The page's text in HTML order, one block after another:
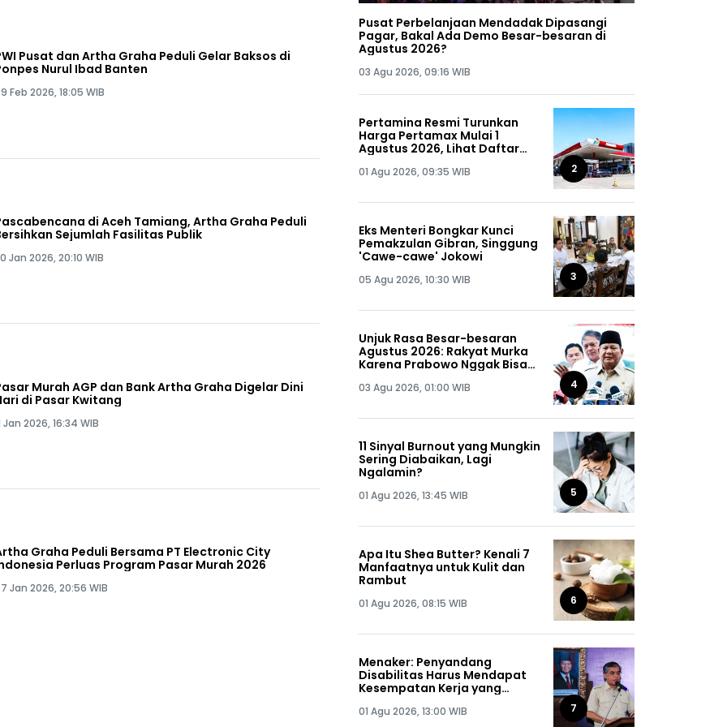
Pusat dan Artha Graha Peduli Gelar Baksos di
Nurul Ibad Banten
Feb 2026, 18:05 WIB
di Aceh Tamiang, Artha Graha Peduli
Sejumlah Fasilitas Publik
Jan 2026, 20:10 WIB
Murah AGP dan Bank Artha Graha Digelar Dini
di Pasar Kwitang
Jan 2026, 16:34 WIB
Graha Peduli Bersama PT Electronic City
Perluas Program Pasar Murah 2026
Jan 2026, 20:56 WIB
Pusat Perbelanjaan Mendadak Dipasangi
Pagar, Bakal Ada Demo Besar-besaran di
Agustus 2026?
03 Agu 2026, 09:16 WIB
Pertamina Resmi Turunkan
Harga Pertamax Mulai 1
Agustus 2026, Lihat Daftar
01 Agu 2026, 09:35 WIB 2
Eks Menteri Bongkar Kunci
Pemakzulan Gibran, Singgung
'Cawe-cawe' Jokowi
05 Agu 2026, 10:30 WIB 3
Unjuk Rasa Besar-besaran
Agustus 2026: Rakyat Murka
Karena Prabowo Nggak Bisa
03 Agu 2026, 01:00 WIB 4
11 Sinyal Burnout yang Mungkin
Sering Diabaikan, Lagi
Ngalamin?
01 Agu 2026, 13:45 WIB 5
Apa Itu Shea Butter? Kenali 7
Manfaatnya untuk Kulit dan
Rambut
01 Agu 2026, 08:15 WIB 6
Menaker: Penyandang
Disabilitas Harus Mendapat
Kesempatan Kerja yang
01 Agu 2026, 13:00 WIB 7